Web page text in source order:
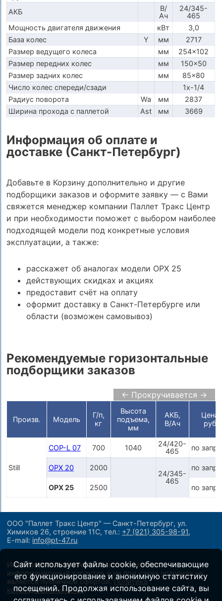
АКБ
В/
Ач
24/345-
465
Мощность двигателя движения
кВт
3,0
База колес
Y мм
2717
Размер ведущего колеса
мм
254x102
Размер передних колес
мм
150x50
Размер задних колес
мм
85x80
Число колес спереди/сзади
1x-1/4
Радиус поворота
Wa мм
2837
Ширина прохода с паллетой
Ast мм 3669
Информация об оплате и
доставке (Санкт-Петербург)
Добавьте в Корзину дополнительно и другие
подборщики заказов и оформите заявку — с Вами
свяжется менеджер компании Паллет Тракс Центр
и при необходимости поможет с выбором наиболее
подходящей модели под конкретные условия
эксплуатации, а также:
расскажет об аналогах модели OPX 25
действующих скидках и акциях
предоставит счёт на оплату
оформит доставку в Санкт-Петербурге или
области (возможен самовывоз)
Рекомендуемые горизонтальные
подборщики заказов
← Прокручивается →
Произв. Модель
Г/п,
кг
Высота
подъема,
мм
АКБ,
В/Ач
Цена,
руб.
Still
COP-L 07 700 1040
24/420-
465
по
OPX 20 2000
24/345-
465
по
OPX 25 2500 по
ООО "Паллет Тракс Центр" — Санкт-Петербург, ул.
Химиков 26, строение 11С,тел.: +7 (921) 305-98-91,
E-mail: info@pt-47.ru
Информация на сайте носит исключительно
информационный характер и ни при каких условиях не
является публичной офертой. Политика
конфиденциальности.
Сайт использует файлы cookie, обеспечивающие
его функционирование и анонимную статистику
посещений. Продолжая использование сайта, вы